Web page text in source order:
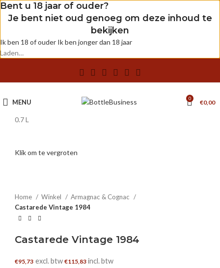
Bent u 18 jaar of ouder?
Je bent niet oud genoeg om deze inhoud te
bekijken
Ik ben 18 of ouder Ik ben jonger dan 18 jaar
Laden…
MENU 0 €0,00
0.7 L
Klik om te vergroten
Home Winkel
Armagnac & Cognac
Castarede Vintage 1984
Castarede Vintage 1984
€95,73 excl. btw €115,83 incl. btw